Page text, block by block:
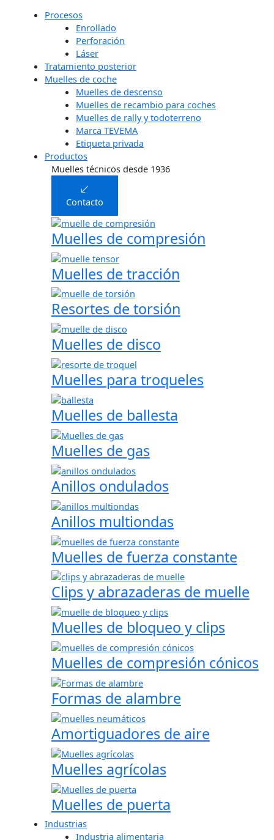
Procesos
Enrollado
Perforación
Láser
Tratamiento posterior
Muelles de coche
Muelles de descenso
Muelles de recambio para coches
Muelles de rally y todoterreno
Marca TEVEMA
Etiqueta privada
Productos
Muelles técnicos desde 1936
Contacto
Muelles de compresión
Muelles de tracción
Resortes de torsión
Muelles de disco
Muelles para troqueles
Muelles de ballesta
Muelles de gas
Anillos ondulados
Anillos multiondas
Muelles de fuerza constante
Clips y abrazaderas de muelle
Muelles de bloqueo y clips
Muelles de compresión cónicos
Formas de alambre
Amortiguadores de aire
Muelles agrícolas
Muelles de puerta
Industrias
Industria alimentaria